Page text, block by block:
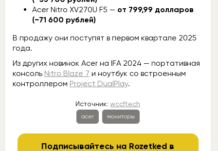
Acer Nitro XV270U F5 — от 799,99 долларов
(~71 600 рублей)
В продажу они поступят в первом квартале 2025
года.
Из других новинок Acer на IFA 2024 — портативная
консоль Nitro Blaze 7 и ноутбук со встроенным
контроллером Project DualPlay.
Источник:wccftech
acer мониторы
Подписывайтесь на Rozetked в